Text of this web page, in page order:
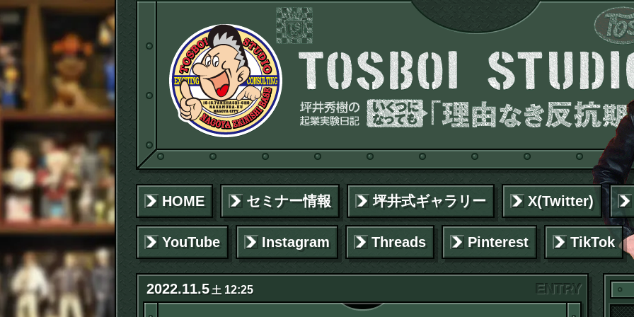
HOME セミナー情報 坪井式ギャラリー X(Twitter)
YouTube Instagram Threads Pinterest TikTok
2022.11.5 土 12:25